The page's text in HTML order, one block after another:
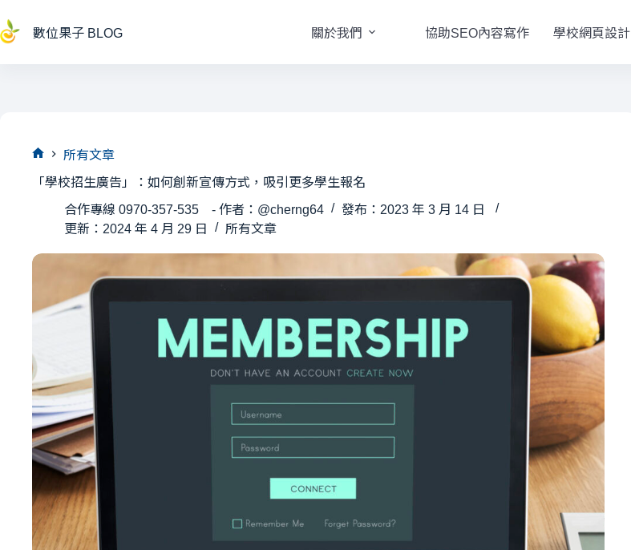
至
主
數位果子 BLOG 關於我們 協助SEO內容寫作 學校網頁設計
頁
所有文章
「學校招生廣告」：如何創新宣傳方式，吸引更多學生報名
合作專線 0970-357-535 - 作者：@cherng64
發布：2023 年 3 月 14 日
更新：2024 年 4 月 29 日
所有文章